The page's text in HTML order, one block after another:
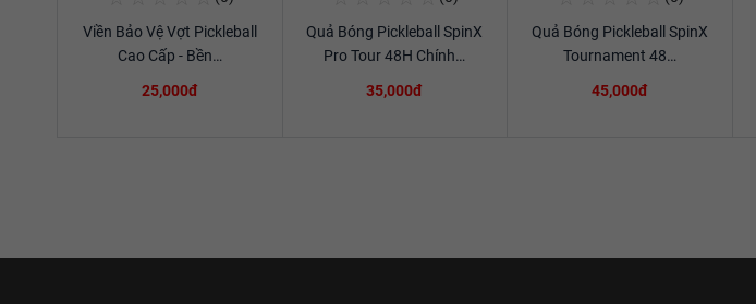
Xem chi tiết
Viền Bảo Vệ Vợt Pickleball
Cao Cấp - Bền…
25,000đ
Xem chi tiết
Quả Bóng Pickleball SpinX
Pro Tour 48H Chính…
35,000đ
Xem chi tiết
Quả Bóng Pickleball SpinX
Tournament 48…
45,000đ